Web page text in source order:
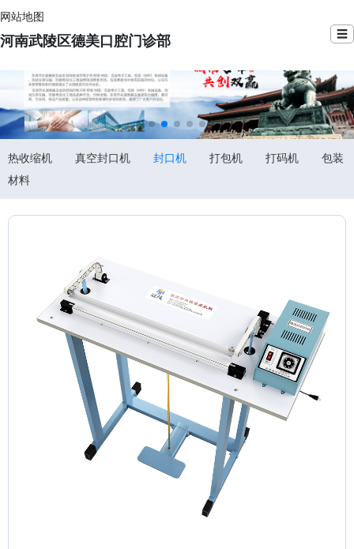
网站地图
河南武陵区德美口腔门诊部 ☰
热收缩机 真空封口机 封口机 打包机 打码机
包装
材料